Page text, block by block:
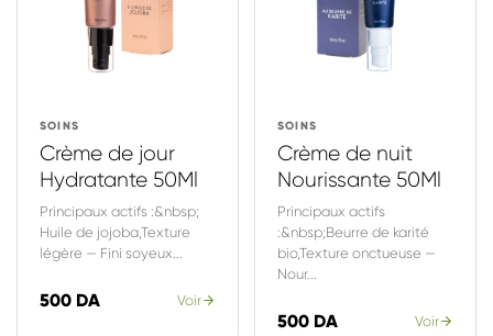
SOINS
Crème de jour
Hydratante 50Ml
Principaux actifs :&nbsp;
Huile de jojoba,Texture
légère — Fini soyeux...
500 DA Voir
SOINS
Crème de nuit
Nourissante 50Ml
Principaux actifs
:&nbsp;Beurre de karité
bio,Texture onctueuse —
Nour...
500 DA Voir